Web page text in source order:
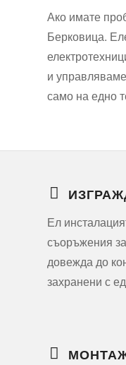
Ако имате
Берковица.
и
само на едно
Ел
съоръжения
довежда до
захранени с